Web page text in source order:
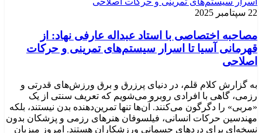
22 سپتامبر 2025
مصاحبه اختصاصی با استاد عبداله عارفی نهاد: از
قهرمانی آسیا تا اسرار سیستم‌های تمرینی و حرکات
اصلاحی
به گزارش کلام قلم، در دنیای پرزرق و برق ورزش‌های قدرتی و
رزمی، گاهی با افرادی روبرو می‌شویم که تعریف سنتی از یک
«مربی» را دگرگون می‌کنند. آن‌ها تنها تمرین‌دهنده بدن نیستند، بلکه
مهندسین حرکات انسانی، فیلسوفان هنرهای رزمی و پزشکان بدون
نسخه‌ای برای دردهای جسمانی ورزشکاران هستند. امروز میزبان